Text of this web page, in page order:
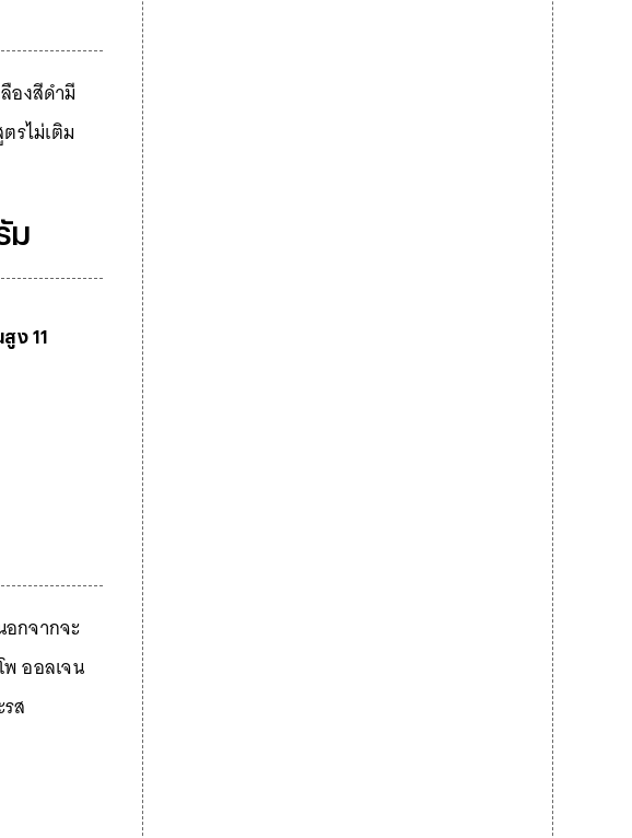
องสีดำมี
รไม่เติม
ม
ง 11
กจากจะ
ออลเจน
ส